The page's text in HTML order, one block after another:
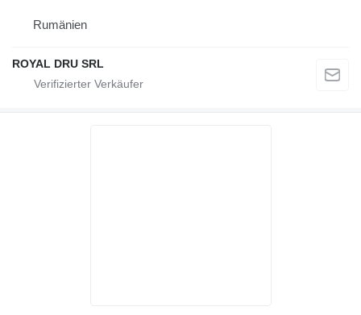
Rumänien
ROYAL DRU SRL